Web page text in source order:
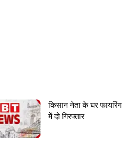
किसान नेता के घर फायरिंग
में दो गिरफ्तार